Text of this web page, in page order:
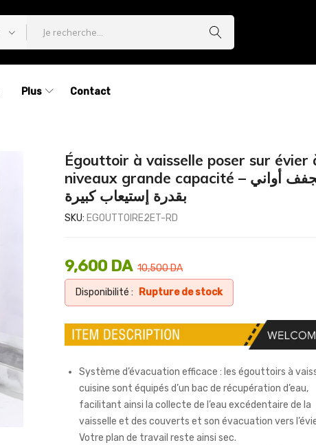
Plus Contact
Égouttoir à vaisselle poser sur évier
niveaux grande capacité – مجفف أواني
بقدرة إستيعاب كبيرة
SKU: EGOUTTOIRE2ET-RD
10,500DA
9,600 DA
Disponibilité : Rupture de stock
Système d’évacuation efficace : les égouttoirs à
cuisine sont équipés d’un bac de récupération d’eau,
facilitant ainsi la collecte de l’eau excédentaire de la
vaisselle et des couverts et son évacuation vers
Votre plan de travail reste ainsi sec.